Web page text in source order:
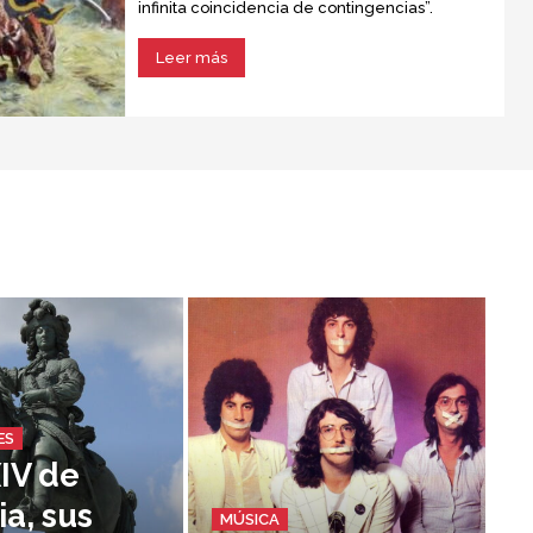
infinita coincidencia de contingencias”.
Leer más
de
sus
MÚSICA